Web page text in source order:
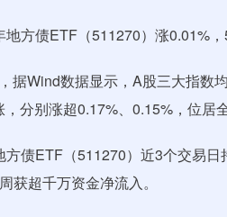
方债ETF（511270）涨0.01%
据Wind数据显示，A股三大指数
分别涨超0.17%、0.15%，位居
债ETF（511270）近3个交易
获超千万资金净流入。